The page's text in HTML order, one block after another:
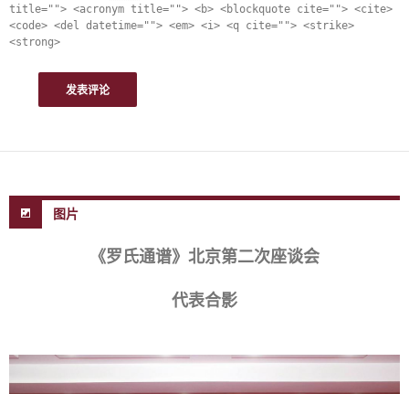
title=""> <acronym title=""> <b> <blockquote cite=""> <cite>
<code> <del datetime=""> <em> <i> <q cite=""> <strike>
<strong>
图片
《罗氏通谱》北京第二次座谈会
代表合影